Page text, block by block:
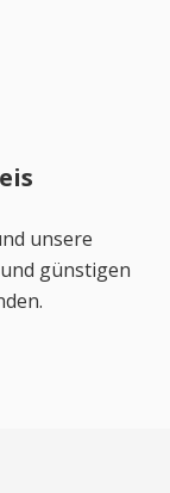
unsere
günstigen